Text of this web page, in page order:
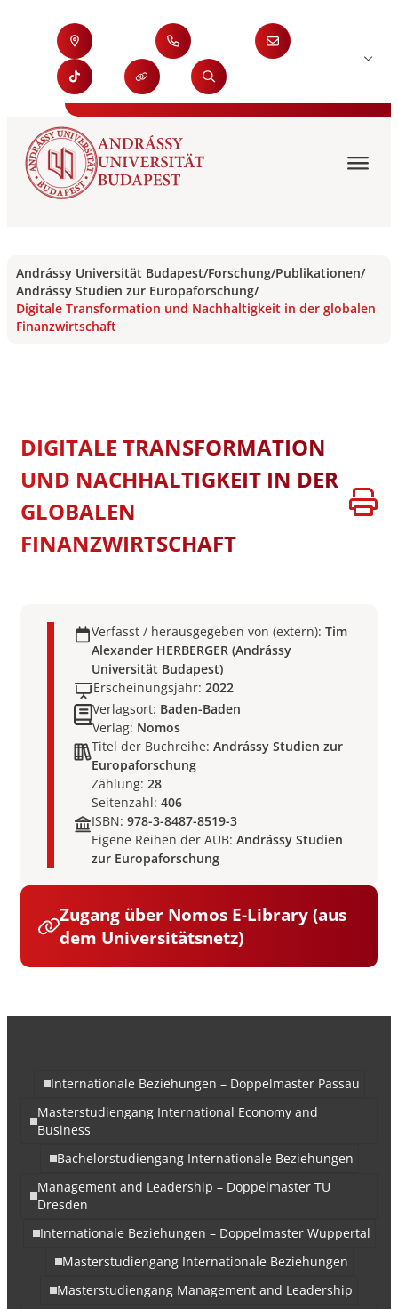
Andrássy Universität Budapest/Forschung/Publikationen/
Andrássy Studien zur Europaforschung/
Digitale Transformation und Nachhaltigkeit in der globalen
Finanzwirtschaft
DIGITALE TRANSFORMATION
UND NACHHALTIGKEIT IN DER
GLOBALEN
FINANZWIRTSCHAFT
Verfasst / herausgegeben von (extern): Tim
Alexander HERBERGER (Andrássy
Universität Budapest)
Erscheinungsjahr: 2022
Verlagsort: Baden-Baden
Verlag: Nomos
Titel der Buchreihe: Andrássy Studien zur
Europaforschung
Zählung: 28
Seitenzahl: 406
ISBN: 978-3-8487-8519-3
Eigene Reihen der AUB: Andrássy Studien
zur Europaforschung
Zugang über Nomos E-Library (aus
dem Universitätsnetz)
Internationale Beziehungen – Doppelmaster Passau
Masterstudiengang International Economy and
Business
Bachelorstudiengang Internationale Beziehungen
Management and Leadership – Doppelmaster TU
Dresden
Internationale Beziehungen – Doppelmaster Wuppertal
Masterstudiengang Internationale Beziehungen
Masterstudiengang Management and Leadership